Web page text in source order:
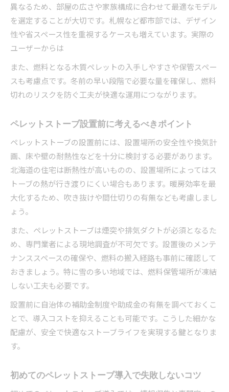
異なるため、部屋の広さや家族構成に合わせて最適なモデル
を選定することが大切です。札幌など都市部では、デザイン
性や省スペース性を重視するケースも増えています。実際の
ユーザーからは
また、燃料となる木質ペレットの入手しやすさや保管スペー
スも考慮点です。冬前の早い段階で必要な量を確保し、燃料
切れのリスクを防ぐ工夫が快適な運用につながります。
ペレットストーブ設置前に考えるべきポイント
ペレットストーブの設置前には、設置場所の安全性や換気計
画、床や壁の耐熱性などを十分に検討する必要があります。
北海道の住宅は断熱性が高いものの、設置場所によってはス
トーブの熱が行き渡りにくい場合もあります。暖房効率を最
大化するため、吹き抜けや間仕切りの有無なども考慮しまし
ょう。
また、ペレットストーブは煙突や排気ダクトが必須となるた
め、専門業者による現地調査が不可欠です。設置後のメンテ
ナンススペースの確保や、燃料の搬入経路も事前に確認して
おきましょう。特に雪の多い地域では、燃料保管場所が凍結
しない工夫も必要です。
設置前に自治体の補助金制度や助成金の有無を調べておくこ
とで、導入コストを抑えることも可能です。こうした細かな
配慮が、安全で快適なストーブライフを実現する鍵となりま
す。
初めてのペレットストーブ導入で失敗しないコツ